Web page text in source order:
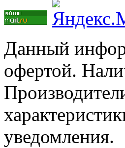
Данный
офертой.
уведомления.